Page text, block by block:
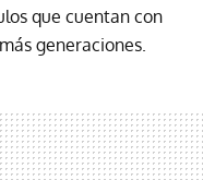
que cuentan con
generaciones.